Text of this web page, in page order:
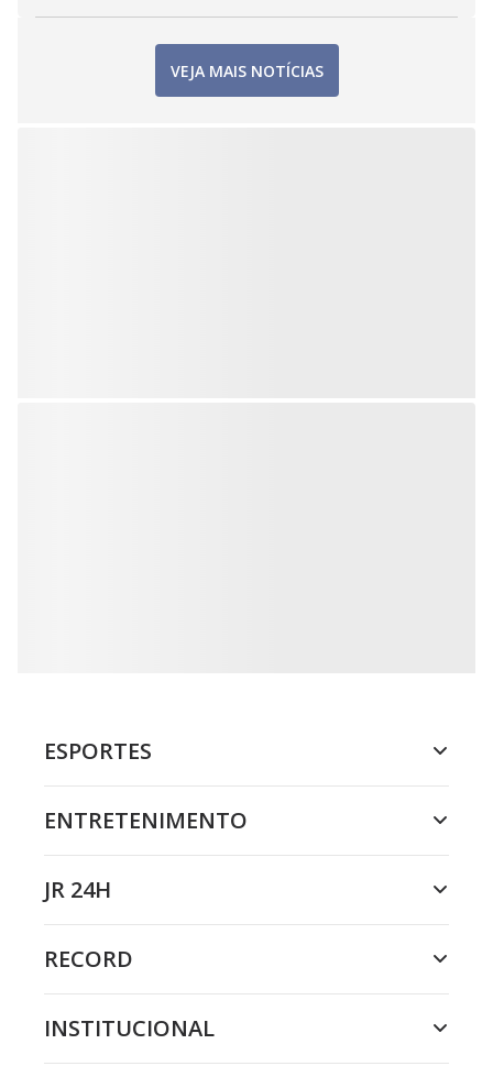
VEJA MAIS NOTÍCIAS
ESPORTES
ENTRETENIMENTO
JR 24H
RECORD
INSTITUCIONAL